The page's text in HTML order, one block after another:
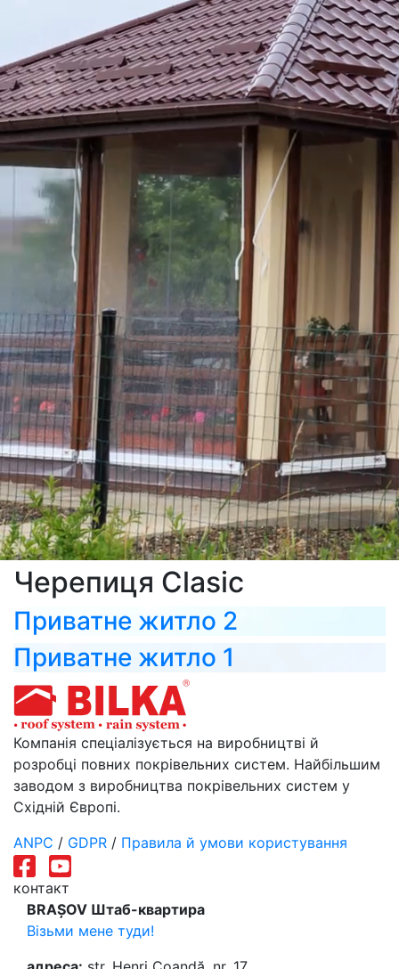
Черепиця Clasic
Приватне житло 2
Приватне житло 1
Компанія спеціалізується на виробництві й
розробці повних покрівельних систем. Найбільшим
заводом з виробництва покрівельних систем у
Східній Європі.
ANPC / GDPR / Правила й умови користування
контакт
BRAȘOV Штаб-квартира
Візьми мене туди!